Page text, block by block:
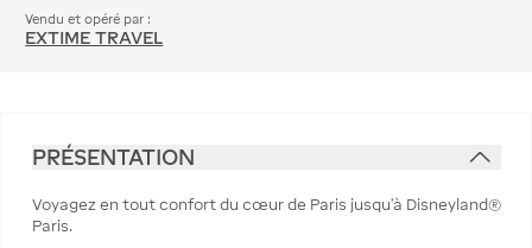
Vendu et opéré par :
EXTIME TRAVEL
PRÉSENTATION
Voyagez en tout confort du cœur de Paris jusqu’à Disneyland®
Paris.